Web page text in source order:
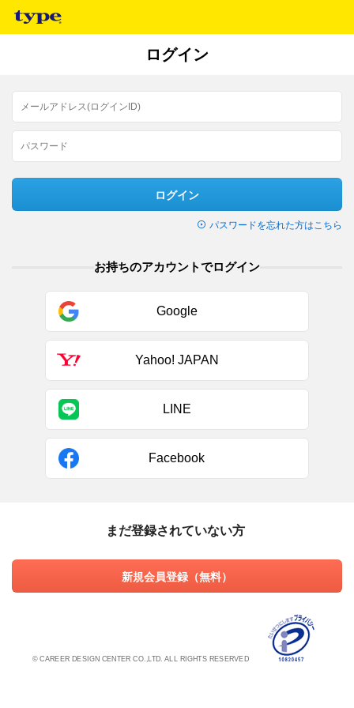
ログイン
ログイン
パスワードを忘れた方はこちら
お持ちのアカウントでログイン
Google
Yahoo! JAPAN
LINE
Facebook
まだ登録されていない方
新規会員登録（無料）
© CAREER DESIGN CENTER CO.,LTD. ALL RIGHTS RESERVED